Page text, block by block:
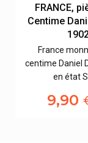
FRANCE,
Centime
France
centime Daniel
en état
9,90